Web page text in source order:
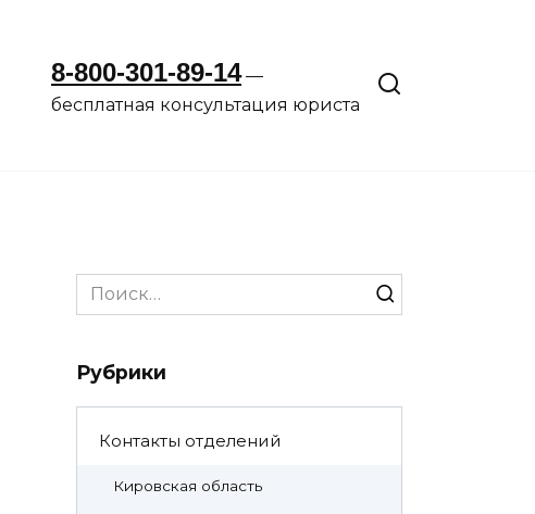
8-800-301-89-14—
бесплатная консультация юриста
Search
for:
Рубрики
Контакты отделений
Кировская область